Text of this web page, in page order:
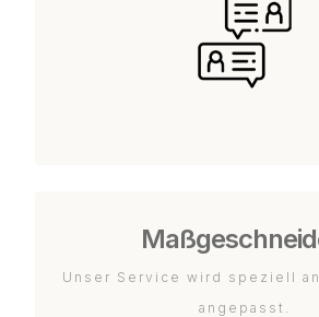
Unser Service wird speziell
angepasst.